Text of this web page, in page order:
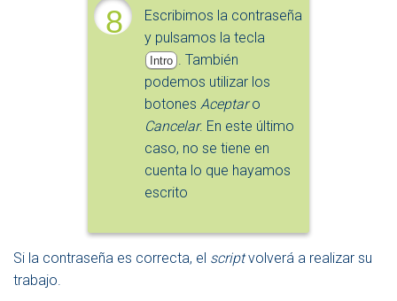
8
Escribimos la contraseña
y pulsamos la tecla
Intro
. También
podemos utilizar los
botones Aceptaro
Cancelar. En este último
caso, no se tiene en
cuenta lo que hayamos
escrito
Si la contraseña es correcta, el scriptvolverá a realizar su
trabajo.